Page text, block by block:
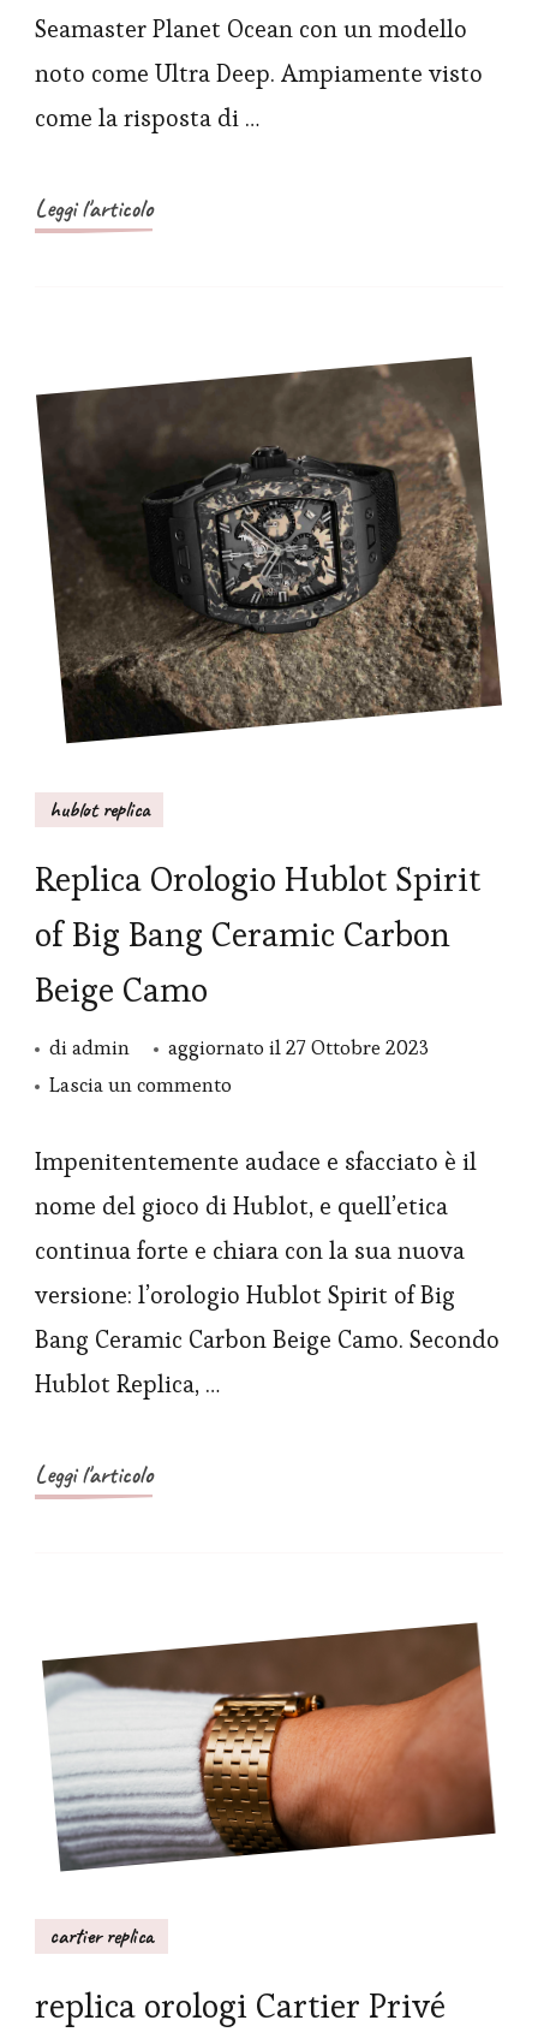
6000M
Ultra
Deep,
Seamaster Planet Ocean con un modello
noto come Ultra Deep. Ampiamente visto
come la risposta di …
Leggi l'articolo
hublot replica
Replica Orologio Hublot Spirit
of Big Bang Ceramic Carbon
Beige Camo
diadmin aggiornato il27 Ottobre 2023
Lascia un commento
Orologio
Hublot
Big
Bang
Impenitentemente audace e sfacciato è il
nome del gioco di Hublot, e quell’etica
continua forte e chiara con la sua nuova
versione: l’orologio Hublot Spirit of Big
Bang Ceramic Carbon Beige Camo. Secondo
Hublot Replica, …
Leggi l'articolo
cartier replica
replica orologi Cartier Privé